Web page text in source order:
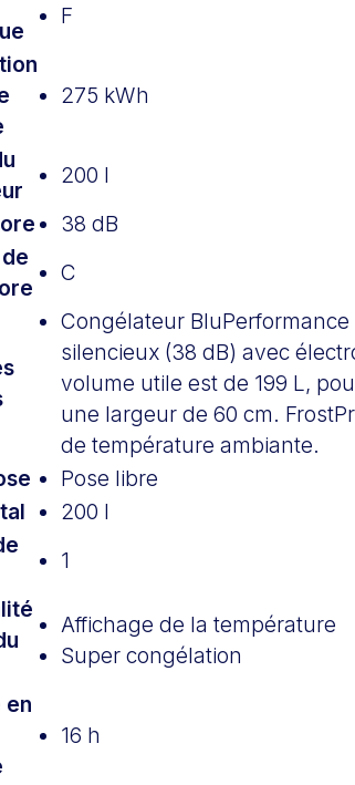
F
275 kWh
200 l
38 dB
C
Congélateur
silencieux (38 dB) avec
volume utile est de 199 L,
une largeur de 60 cm.
de température ambiante.
Pose libre
200 l
1
Affichage de la température
Super congélation
en
16 h